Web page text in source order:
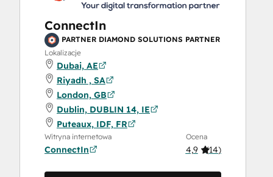
ConnectIn
PARTNER DIAMOND SOLUTIONS PARTNER
Lokalizacje
Dubai, AE
Riyadh , SA
London, GB
Dublin, DUBLIN 14, IE
Puteaux, IDF, FR
Witryna internetowa
ConnectIn
Ocena
4,9 (14)